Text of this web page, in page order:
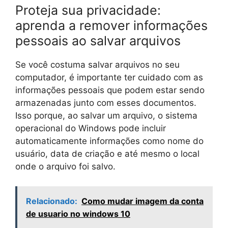
Proteja sua privacidade:
aprenda a remover informações
pessoais ao salvar arquivos
Se você costuma salvar arquivos no seu
computador, é importante ter cuidado com as
informações pessoais que podem estar sendo
armazenadas junto com esses documentos.
Isso porque, ao salvar um arquivo, o sistema
operacional do Windows pode incluir
automaticamente informações como nome do
usuário, data de criação e até mesmo o local
onde o arquivo foi salvo.
Relacionado: Como mudar imagem da conta
de usuario no windows 10